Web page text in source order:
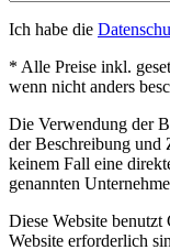
Ich habe die
* Alle Preise inkl.
wenn nicht anders
Die Verwendung der
der Beschreibung und
keinem Fall eine
genannten
Diese Website
Website erforderlich